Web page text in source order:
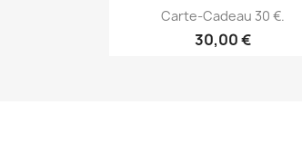
Aperçu rapide
Carte-Cadeau 30 €.
30,00 €